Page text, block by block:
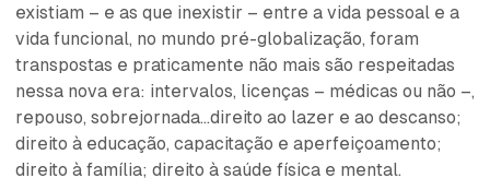
existiam – e as que inexistir – entre a vida pessoal e a
vida funcional, no mundo pré-globalização, foram
transpostas e praticamente não mais são respeitadas
nessa nova era: intervalos, licenças – médicas ou não –,
repouso, sobrejornada...direito ao lazer e ao descanso;
direito à educação, capacitação e aperfeiçoamento;
direito à família; direito à saúde física e mental.